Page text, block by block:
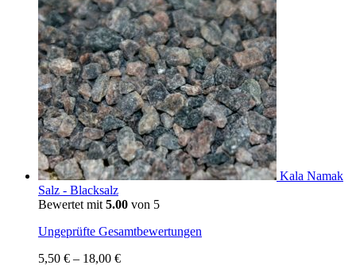
Kala Namak
Salz - Blacksalz
Bewertet mit 5.00 von 5
Ungeprüfte Gesamtbewertungen
5,50 € – 18,00 €